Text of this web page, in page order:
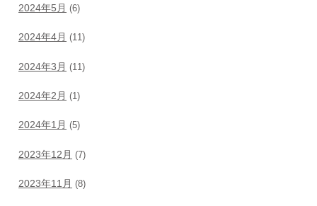
2024年5月 (6)
2024年4月 (11)
2024年3月 (11)
2024年2月 (1)
2024年1月 (5)
2023年12月 (7)
2023年11月 (8)